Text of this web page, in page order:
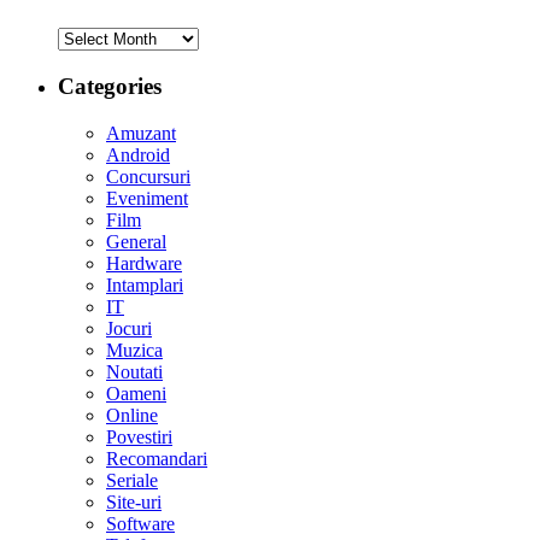
Archives
Categories
Amuzant
Android
Concursuri
Eveniment
Film
General
Hardware
Intamplari
IT
Jocuri
Muzica
Noutati
Oameni
Online
Povestiri
Recomandari
Seriale
Site-uri
Software